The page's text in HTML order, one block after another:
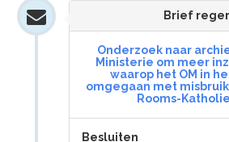
Brief
Onderzoek naar
Ministerie om meer
waarop het OM in
omgegaan met
Rooms-
Besluiten